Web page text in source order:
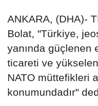
ANKARA, (DHA)-
Bolat, "Türkiye,
yanında güçlenen
ticareti ve
NATO müttefikleri
konumundadır"